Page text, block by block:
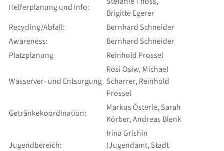
Helferplanung und Info:
Brigitte Egerer
Recycling/Abfall:
Bernhard Schneider
Awareness:
Bernhard Schneider
Platzplanung
Reinhold Prossel
Wasserver- und Entsorgung
Rosi Osiw, Michael
Scharrer, Reinhold
Prossel
Getränkekoordination:
Markus Österle, Sarah
Körber, Andreas Blenk
Jugendbereich:
Irina Grishin
(Jugendamt, Stadt